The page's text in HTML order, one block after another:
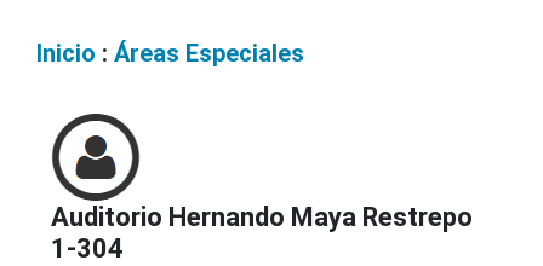
Inicio : Áreas Especiales
Auditorio Hernando Maya Restrepo
1-304